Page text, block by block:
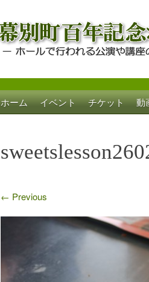
幕別町百年記
ホールで行われる公演や講座のご案内
ホーム イベント チケット 動
← Previous